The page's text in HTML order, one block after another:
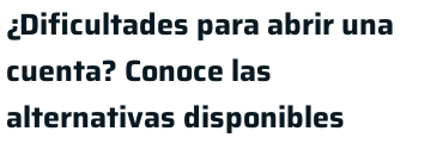
¿Dificultades para abrir una
cuenta? Conoce las
alternativas disponibles